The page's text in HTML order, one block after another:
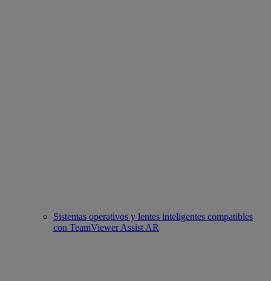
Sistemas operativos y lentes inteligentes compatibles
con TeamViewer Assist AR